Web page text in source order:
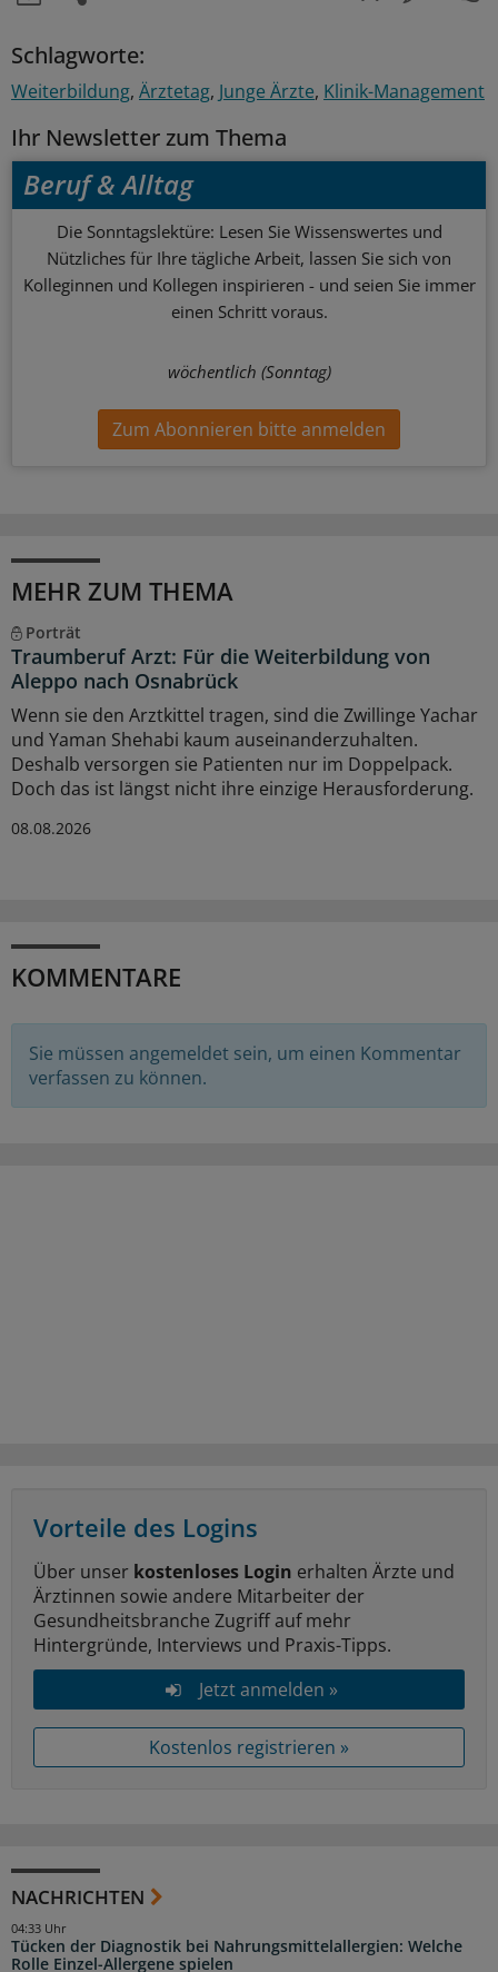
Schlagworte:
Weiterbildung Ärztetag Junge Ärzte Klinik-Management
Ihr Newsletter zum Thema
Beruf & Alltag
Die Sonntagslektüre: Lesen Sie Wissenswertes und
Nützliches für Ihre tägliche Arbeit, lassen Sie sich von
Kolleginnen und Kollegen inspirieren - und seien Sie immer
einen Schritt voraus.
wöchentlich (Sonntag)
Zum Abonnieren bitte anmelden
MEHR ZUM THEMA
Porträt
Traumberuf Arzt: Für die Weiterbildung von
Aleppo nach Osnabrück
Wenn sie den Arztkittel tragen, sind die Zwillinge Yachar
und Yaman Shehabi kaum auseinanderzuhalten.
Deshalb versorgen sie Patienten nur im Doppelpack.
Doch das ist längst nicht ihre einzige Herausforderung.
08.08.2026
KOMMENTARE
Sie müssen angemeldet sein, um einen Kommentar
verfassen zu können.
Vorteile des Logins
Über unser kostenloses Login erhalten Ärzte und
Ärztinnen sowie andere Mitarbeiter der
Gesundheitsbranche Zugriff auf mehr
Hintergründe, Interviews und Praxis-Tipps.
Jetzt anmelden »
Kostenlos registrieren »
NACHRICHTEN
Tücken der Diagnostik bei Nahrungsmittelallergien: Welche
Rolle Einzel-Allergene spielen
04:33 Uhr